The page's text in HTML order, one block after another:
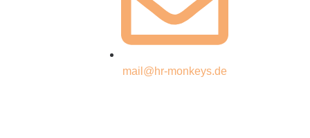
mail@hr-monkeys.de